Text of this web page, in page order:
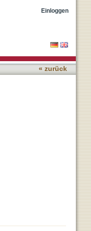
Einloggen
« zurück